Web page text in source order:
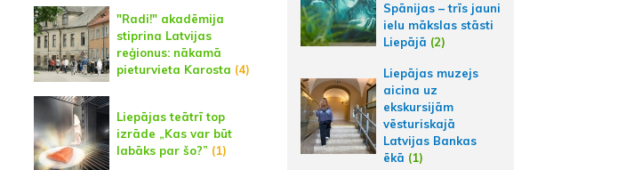
"Radi!" akadēmija
stiprina Latvijas
reģionus: nākamā
pieturvieta Karosta (4)
Liepājas teātrī top
izrāde „Kas var būt
labāks par šo?” (1)
Spānijas – trīs jauni
ielu mākslas stāsti
Liepājā (2)
Liepājas muzejs
aicina uz
ekskursijām
vēsturiskajā
Latvijas Bankas
ēkā (1)